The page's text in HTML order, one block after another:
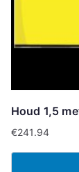
Houd 1,5
€241.94